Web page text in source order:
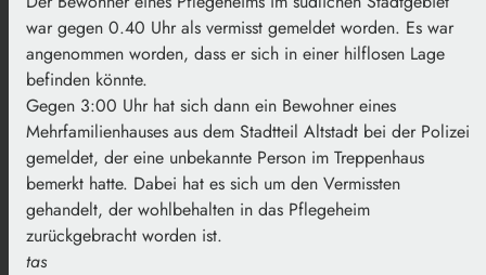
war gegen 0.40 Uhr als vermisst gemeldet worden. Es war
angenommen worden, dass er sich in einer hilflosen Lage
befinden könnte.
Gegen 3:00 Uhr hat sich dann ein Bewohner eines
Mehrfamilienhauses aus dem Stadtteil Altstadt bei der Polizei
gemeldet, der eine unbekannte Person im Treppenhaus
bemerkt hatte. Dabei hat es sich um den Vermissten
gehandelt, der wohlbehalten in das Pflegeheim
zurückgebracht worden ist.
tas